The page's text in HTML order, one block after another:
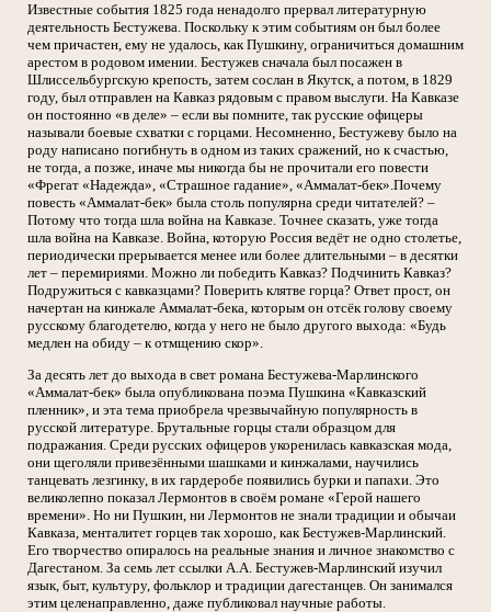
Известные события 1825 года ненадолго прервал литературную
деятельность Бестужева. Поскольку к этим событиям он был более
чем причастен, ему не удалось, как Пушкину, ограничиться домашним
арестом в родовом имении. Бестужев сначала был посажен в
Шлиссельбургскую крепость, затем сослан в Якутск, а потом, в 1829
году, был отправлен на Кавказ рядовым с правом выслуги. На Кавказе
он постоянно «в деле» – если вы помните, так русские офицеры
называли боевые схватки с горцами. Несомненно, Бестужеву было на
роду написано погибнуть в одном из таких сражений, но к счастью,
не тогда, а позже, иначе мы никогда бы не прочитали его повести
«Фрегат «Надежда», «Страшное гадание», «Аммалат-бек».Почему
повесть «Аммалат-бек» была столь популярна среди читателей? –
Потому что тогда шла война на Кавказе. Точнее сказать, уже тогда
шла война на Кавказе. Война, которую Россия ведёт не одно столетье,
периодически прерывается менее или более длительными – в десятки
лет – перемириями. Можно ли победить Кавказ? Подчинить Кавказ?
Подружиться с кавказцами? Поверить клятве горца? Ответ прост, он
начертан на кинжале Аммалат-бека, которым он отсёк голову своему
русскому благодетелю, когда у него не было другого выхода: «Будь
медлен на обиду – к отмщению скор».
За десять лет до выхода в свет романа Бестужева-Марлинского
«Аммалат-бек» была опубликована поэма Пушкина «Кавказский
пленник», и эта тема приобрела чрезвычайную популярность в
русской литературе. Брутальные горцы стали образцом для
подражания. Среди русских офицеров укоренилась кавказская мода,
они щеголяли привезёнными шашками и кинжалами, научились
танцевать лезгинку, в их гардеробе появились бурки и папахи. Это
великолепно показал Лермонтов в своём романе «Герой нашего
времени». Но ни Пушкин, ни Лермонтов не знали традиции и обычаи
Кавказа, менталитет горцев так хорошо, как Бестужев-Марлинский.
Его творчество опиралось на реальные знания и личное знакомство с
Дагестаном. За семь лет ссылки А.А. Бестужев-Марлинский изучил
язык, быт, культуру, фольклор и традиции дагестанцев. Он занимался
этим целенаправленно, даже публиковал научные работы.